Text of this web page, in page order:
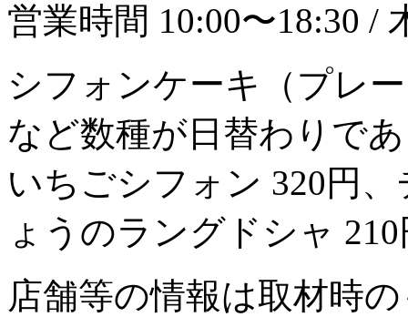
営業時間 10:00〜18:30 /
シフォンケーキ（プレ
など数種が日替わりで
いちごシフォン 320円
ょうのラングドシャ
店舗等の情報は取材時